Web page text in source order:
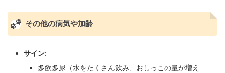
その他の病気や加齢
サイン:
多飲多尿（水をたくさん飲み、おしっこの量が増え